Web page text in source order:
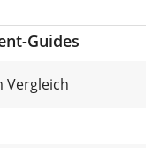
Guides
Vergleich